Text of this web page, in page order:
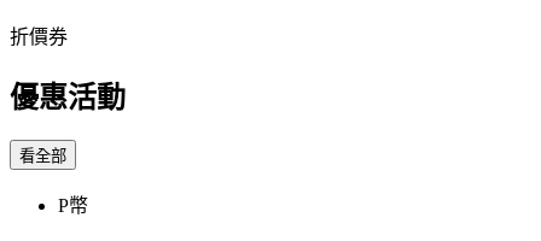
折價券
優惠活動
看全部
P幣